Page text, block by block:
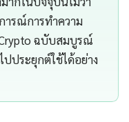
รณ์การทำความ
ฉบับสมบูรณ์
ประยุกต์ใช้ได้อย่าง